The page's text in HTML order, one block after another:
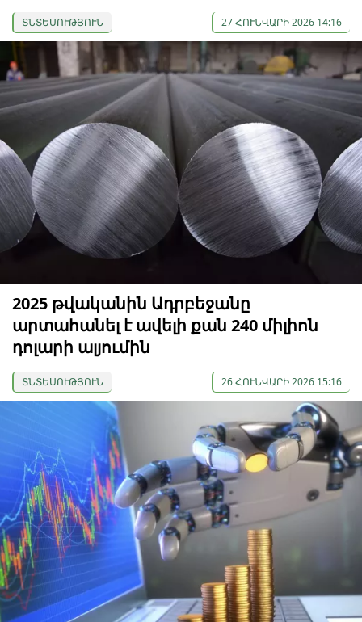
ՏՆՏԵՍՈՒԹՅՈՒՆ 27 ՀՈՒՆՎԱՐԻ 2026 14:16
2025 թվականին Ադրբեջանը
արտահանել է ավելի քան 240 միլիոն
դոլարի ալյումին
ՏՆՏԵՍՈՒԹՅՈՒՆ 26 ՀՈՒՆՎԱՐԻ 2026 15:16